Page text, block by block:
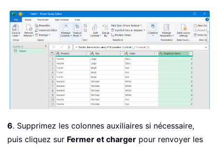
6. Supprimez les colonnes auxiliaires si nécessaire,
puis cliquez sur Fermer et charger pour renvoyer les